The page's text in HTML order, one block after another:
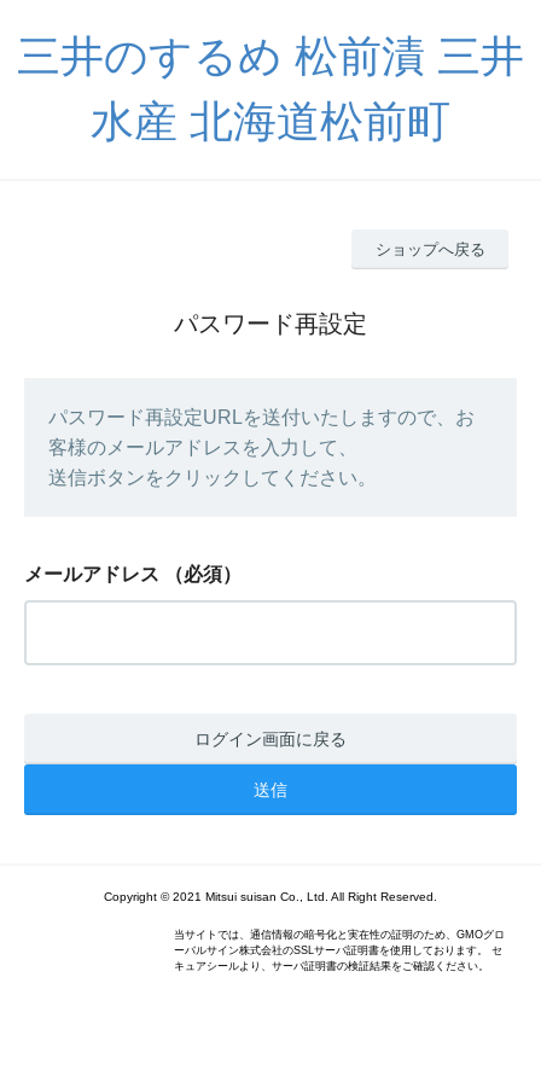
三井のするめ 松前漬 三井
水産 北海道松前町
ショップへ戻る
パスワード再設定
パスワード再設定URLを送付いたしますので、お
客様のメールアドレスを入力して、
送信ボタンをクリックしてください。
メールアドレス （必須）
ログイン画面に戻る
Copyright © 2021 Mitsui suisan Co., Ltd. All Right Reserved.
当サイトでは、通信情報の暗号化と実在性の証明のため、GMOグロ
ーバルサイン株式会社のSSLサーバ証明書を使用しております。 セ
キュアシールより、サーバ証明書の検証結果をご確認ください。